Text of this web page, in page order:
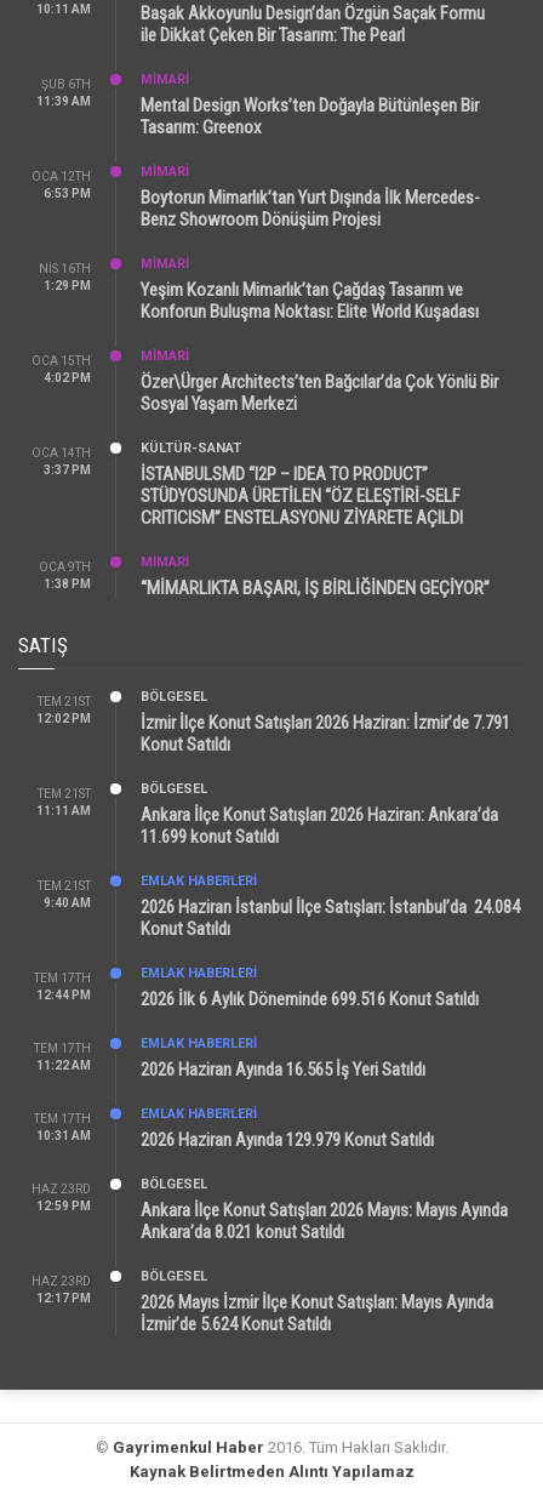
10:11 AM
Başak Akkoyunlu Design’dan Özgün Saçak Formu
ile Dikkat Çeken Bir Tasarım: The Pearl
ŞUB 6TH
11:39 AM
MİMARİ
Mental Design Works’ten Doğayla Bütünleşen Bir
Tasarım: Greenox
OCA 12TH
6:53 PM
MİMARİ
Boytorun Mimarlık’tan Yurt Dışında İlk Mercedes-
Benz Showroom Dönüşüm Projesi
NIS 16TH
1:29 PM
MİMARİ
Yeşim Kozanlı Mimarlık’tan Çağdaş Tasarım ve
Konforun Buluşma Noktası: Elite World Kuşadası
OCA 15TH
4:02 PM
MİMARİ
Özer\Ürger Architects’ten Bağcılar’da Çok Yönlü Bir
Sosyal Yaşam Merkezi
OCA 14TH
3:37 PM
KÜLTÜR-SANAT
İSTANBULSMD “I2P – IDEA TO PRODUCT”
STÜDYOSUNDA ÜRETİLEN “ÖZ ELEŞTİRİ-SELF
CRITICISM” ENSTELASYONU ZİYARETE AÇILDI
OCA 9TH
1:38 PM
MİMARİ
“MİMARLIKTA BAŞARI, İŞ BİRLİĞİNDEN GEÇİYOR”
SATIŞ
TEM 21ST
12:02 PM
BÖLGESEL
İzmir İlçe Konut Satışları 2026 Haziran: İzmir’de 7.791
Konut Satıldı
TEM 21ST
11:11 AM
BÖLGESEL
Ankara İlçe Konut Satışları 2026 Haziran: Ankara’da
11.699 konut Satıldı
TEM 21ST
9:40 AM
EMLAK HABERLERI
2026 Haziran İstanbul İlçe Satışları: İstanbul’da 24.084
Konut Satıldı
TEM 17TH
12:44 PM
EMLAK HABERLERI
2026 İlk 6 Aylık Döneminde 699.516 Konut Satıldı
TEM 17TH
11:22 AM
EMLAK HABERLERI
2026 Haziran Ayında 16.565 İş Yeri Satıldı
TEM 17TH
10:31 AM
EMLAK HABERLERI
2026 Haziran Ayında 129.979 Konut Satıldı
HAZ 23RD
12:59 PM
BÖLGESEL
Ankara İlçe Konut Satışları 2026 Mayıs: Mayıs Ayında
Ankara’da 8.021 konut Satıldı
HAZ 23RD
12:17 PM
BÖLGESEL
2026 Mayıs İzmir İlçe Konut Satışları: Mayıs Ayında
İzmir’de 5.624 Konut Satıldı
© Gayrimenkul Haber 2016. Tüm Hakları Saklıdır.
Kaynak Belirtmeden Alıntı Yapılamaz